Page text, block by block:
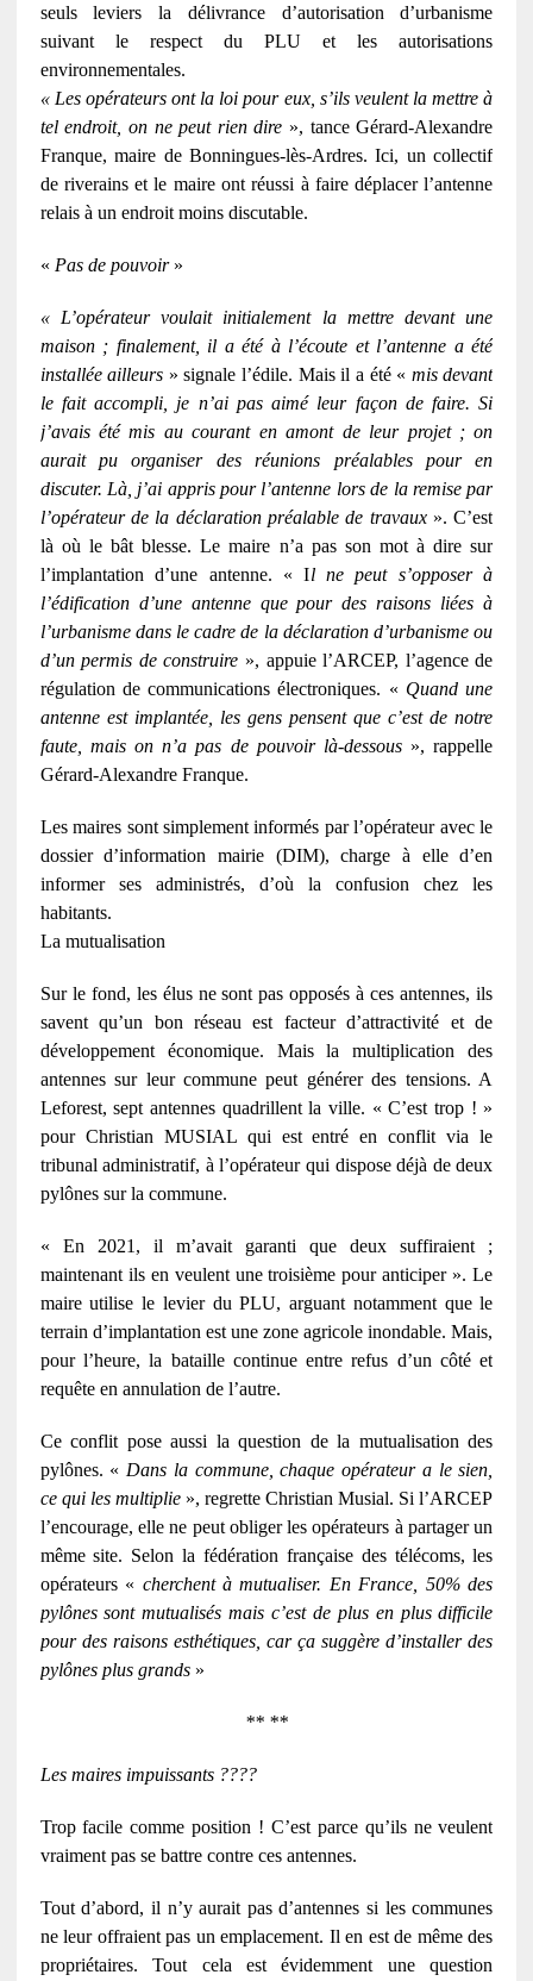
seuls leviers la délivrance d’autorisation d’urbanisme
suivant le respect du PLU et les autorisations
environnementales.
« Les opérateurs ont la loi pour eux, s’ils veulent la mettre à
tel endroit, on ne peut rien dire », tance Gérard-Alexandre
Franque, maire de Bonningues-lès-Ardres. Ici, un collectif
de riverains et le maire ont réussi à faire déplacer l’antenne
relais à un endroit moins discutable.
« Pas de pouvoir»
« L’opérateur voulait initialement la mettre devant une
maison ; finalement, il a été à l’écoute et l’antenne a été
installée ailleurs » signale l’édile. Mais il a été « mis devant
le fait accompli, je n’ai pas aimé leur façon de faire. Si
j’avais été mis au courant en amont de leur projet ; on
aurait pu organiser des réunions préalables pour en
discuter. Là, j’ai appris pour l’antenne lors de la remise par
l’opérateur de la déclaration préalable de travaux». C’est
là où le bât blesse. Le maire n’a pas son mot à dire sur
l’implantation d’une antenne. « Il ne peut s’opposer à
l’édification d’une antenne que pour des raisons liées à
l’urbanisme dans le cadre de la déclaration d’urbanisme ou
d’un permis de construire », appuie l’ARCEP, l’agence de
régulation de communications électroniques. « Quand une
antenne est implantée, les gens pensent que c’est de notre
faute, mais on n’a pas de pouvoir là-dessous », rappelle
Gérard-Alexandre Franque.
Les maires sont simplement informés par l’opérateur avec le
dossier d’information mairie (DIM), charge à elle d’en
informer ses administrés, d’où la confusion chez les
habitants.
La mutualisation
Sur le fond, les élus ne sont pas opposés à ces antennes, ils
savent qu’un bon réseau est facteur d’attractivité et de
développement économique. Mais la multiplication des
antennes sur leur commune peut générer des tensions. A
Leforest, sept antennes quadrillent la ville. « C’est trop ! »
pour Christian MUSIAL qui est entré en conflit via le
tribunal administratif, à l’opérateur qui dispose déjà de deux
pylônes sur la commune.
« En 2021, il m’avait garanti que deux suffiraient ;
maintenant ils en veulent une troisième pour anticiper ». Le
maire utilise le levier du PLU, arguant notamment que le
terrain d’implantation est une zone agricole inondable. Mais,
pour l’heure, la bataille continue entre refus d’un côté et
requête en annulation de l’autre.
Ce conflit pose aussi la question de la mutualisation des
pylônes. « Dans la commune, chaque opérateur a le sien,
ce qui les multiplie», regrette Christian Musial. Si l’ARCEP
l’encourage, elle ne peut obliger les opérateurs à partager un
même site. Selon la fédération française des télécoms, les
opérateurs « cherchent à mutualiser. En France, 50% des
pylônes sont mutualisés mais c’est de plus en plus difficile
pour des raisons esthétiques, car ça suggère d’installer des
pylônes plus grands»
** **
Les maires impuissants ????
Trop facile comme position ! C’est parce qu’ils ne veulent
vraiment pas se battre contre ces antennes.
Tout d’abord, il n’y aurait pas d’antennes si les communes
ne leur offraient pas un emplacement. Il en est de même des
propriétaires. Tout cela est évidemment une question